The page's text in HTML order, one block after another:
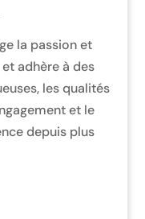
la passion et
adhère à des
les qualités
et le
depuis plus